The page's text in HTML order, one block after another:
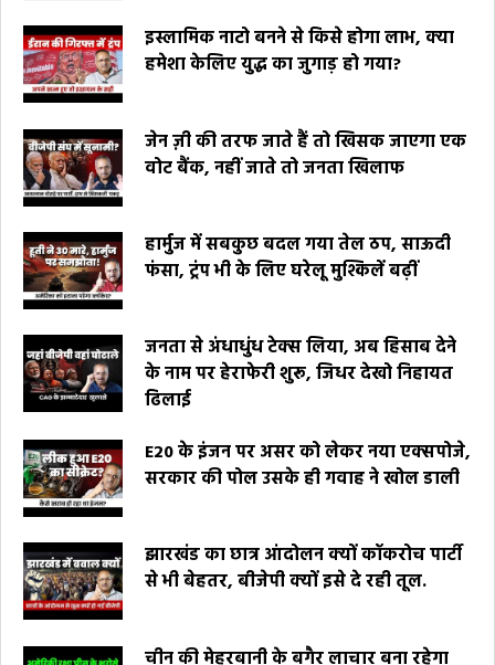
इस्लामिक नाटो बनने से किसे होगा लाभ, क्या
हमेशा केलिए युद्ध का जुगाड़ हो गया?
जेन ज़ी की तरफ जाते हैं तो खिसक जाएगा एक
वोट बैंक, नहीं जाते तो जनता खिलाफ
हार्मुज में सबकुछ बदल गया तेल ठप, साऊदी
फंसा, ट्रंप भी के लिए घरेलू मुश्किलें बढ़ीं
जनता से अंधाधुंध टेक्स लिया, अब हिसाब देने
के नाम पर हेराफेरी शुरू, जिधर देखो निहायत
ढिलाई
E20 के इंजन पर असर को लेकर नया एक्सपोजे,
सरकार की पोल उसके ही गवाह ने खोल डाली
झारखंड का छात्र आंदोलन क्यों कॉकरोच पार्टी
से भी बेहतर, बीजेपी क्यों इसे दे रही तूल.
चीन की मेहरबानी के बगैर लाचार बना रहेगा